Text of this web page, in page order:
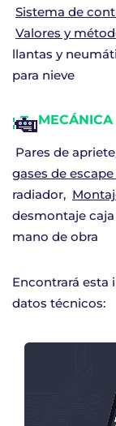
Sistema de
Valores y
llantas y
para nieve
MECÁNICA
Pares de apriete
gases de escape
radiador
desmontaje
mano de obra
Encontrará
datos técnicos: